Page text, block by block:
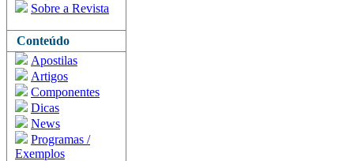
Sobre a Revista
Conteúdo
Apostilas
Artigos
Componentes
Dicas
News
Programas /
Exemplos